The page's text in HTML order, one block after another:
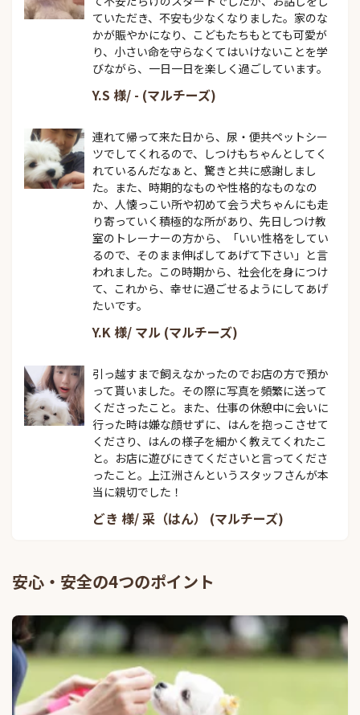
ていただき、不安も少なくなりました。家のな
かが賑やかになり、こどもたちもとても可愛が
り、小さい命を守らなくてはいけないことを学
びながら、一日一日を楽しく過ごしています。
Y.S 様/ - (マルチーズ)
連れて帰って来た日から、尿・便共ペットシー
ツでしてくれるので、しつけもちゃんとしてく
れているんだなぁと、驚きと共に感謝しまし
た。また、時期的なものや性格的なものなの
か、人懐っこい所や初めて会う犬ちゃんにも走
り寄っていく積極的な所があり、先日しつけ教
室のトレーナーの方から、「いい性格をしてい
るので、そのまま伸ばしてあげて下さい」と言
われました。この時期から、社会化を身につけ
て、これから、幸せに過ごせるようにしてあげ
たいです。
Y.K 様/ マル (マルチーズ)
引っ越すまで飼えなかったのでお店の方で預か
って貰いました。その際に写真を頻繁に送って
くださったこと。また、仕事の休憩中に会いに
行った時は嫌な顔せずに、はんを抱っこさせて
くださり、はんの様子を細かく教えてくれたこ
と。お店に遊びにきてくださいと言ってくださ
ったこと。上江洲さんというスタッフさんが本
当に親切でした！
どき 様/ 采（はん） (マルチーズ)
安心・安全の4つのポイント